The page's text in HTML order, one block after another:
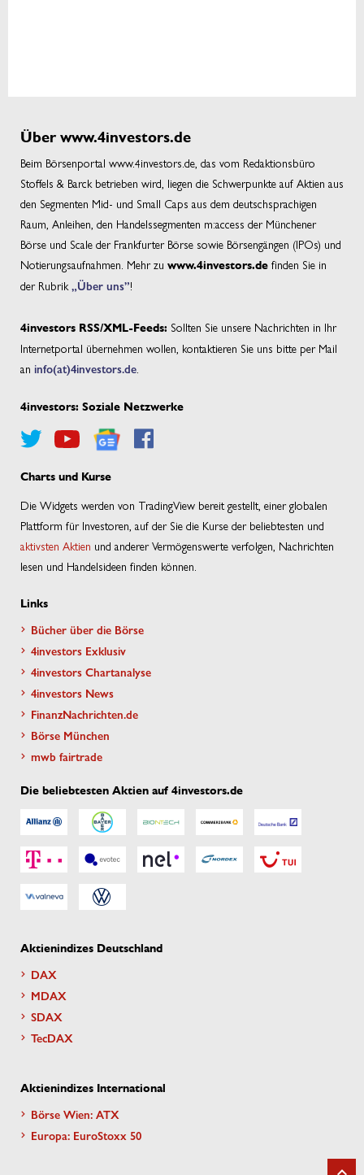
Über www.4investors.de
Beim Börsenportal www.4investors.de, das vom Redaktionsbüro
Stoffels & Barck betrieben wird, liegen die Schwerpunkte auf Aktien aus
den Segmenten Mid- und Small Caps aus dem deutschsprachigen
Raum, Anleihen, den Handelssegmenten m:access der Münchener
Börse und Scale der Frankfurter Börse sowie Börsengängen (IPOs) und
Notierungsaufnahmen. Mehr zu www.4investors.de finden Sie in
der Rubrik „Über uns”!
4investors RSS/XML-Feeds: Sollten Sie unsere Nachrichten in Ihr
Internetportal übernehmen wollen, kontaktieren Sie uns bitte per Mail
an info(at)4investors.de
4investors: Soziale Netzwerke
Charts und Kurse
Die Widgets werden von TradingView bereit gestellt, einer globalen
Plattform für Investoren, auf der Sie die Kurse der beliebtesten und
aktivsten Aktien und anderer Vermögenswerte verfolgen, Nachrichten
lesen und Handelsideen finden können.
Links
Bücher über die Börse
4investors Exklusiv
4investors Chartanalyse
4investors News
FinanzNachrichten.de
Börse München
mwb fairtrade
Die beliebtesten Aktien auf 4investors.de
Aktienindizes Deutschland
DAX
MDAX
SDAX
TecDAX
Aktienindizes International
Börse Wien: ATX
Europa: EuroStoxx 50